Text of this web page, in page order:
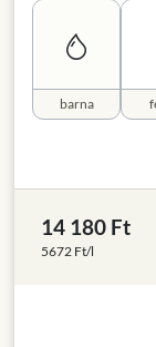
barna
14 180 Ft
5672 Ft/l